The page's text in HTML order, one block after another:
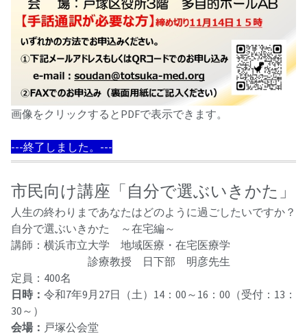
画像をクリックするとPDFで表示できます。
---終了しました。---
市民向け講座「自分で選ぶいきかた」
人生の終わりまであなたはどのように過ごしたいですか？
自分で選ぶいきかた ～在宅編～
講師：横浜市立大学 地域医療・在宅医療学
診療教授 日下部 明彦先生
定員：400名
日時： 令和7年9月27日（土）14：00～16：00（受付：13：
30～）
会場： 戸塚公会堂